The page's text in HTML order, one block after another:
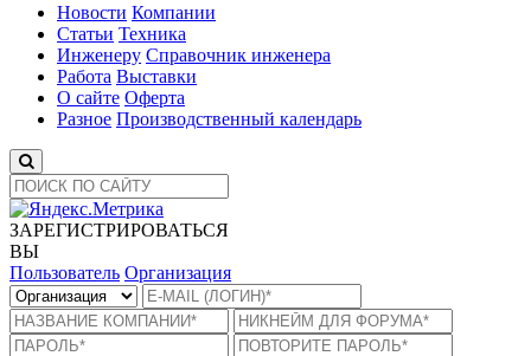
Новости Компании
Статьи Техника
Инженеру Справочник инженера
Работа Выставки
О сайте Оферта
Разное Производственный календарь
ЗАРЕГИСТРИРОВАТЬСЯ
ВЫ
Пользователь Организация